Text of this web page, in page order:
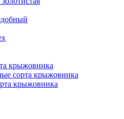
крыжовника
сорта крыжовника
крыжовника